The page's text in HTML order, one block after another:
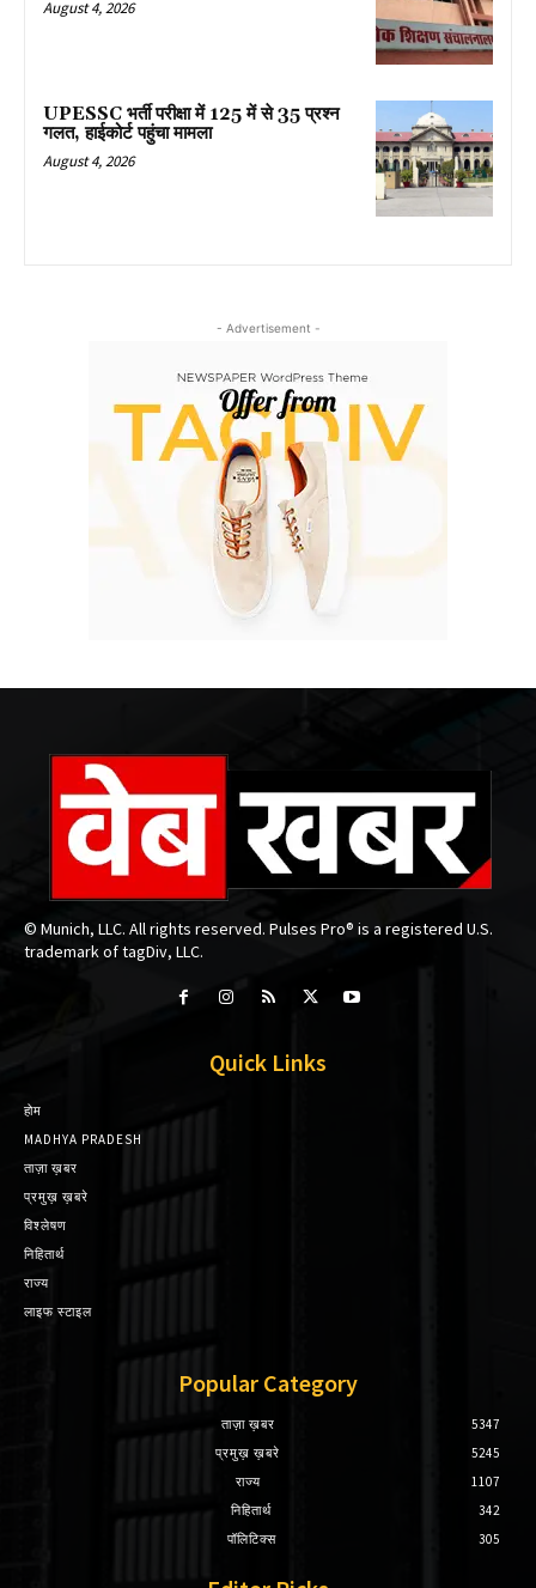
August 4, 2026
UPESSC भर्ती परीक्षा में 125 में से 35 प्रश्न
गलत, हाईकोर्ट पहुंचा मामला
August 4, 2026
- Advertisement -
© Munich, LLC. All rights reserved. Pulses Pro® is a registered U.S.
trademark of tagDiv, LLC.
Quick Links
होम
MADHYA PRADESH
ताज़ा ख़बर
प्रमुख़ ख़बरे
विश्लेषण
निहितार्थ
राज्य
लाइफ स्टाइल
Popular Category
ताज़ा ख़बर
5347
प्रमुख़ ख़बरे
5245
राज्य
1107
निहितार्थ
342
पॉलिटिक्स
305